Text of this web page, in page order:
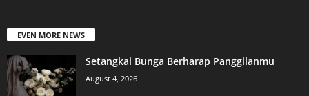
EVEN MORE NEWS
Setangkai Bunga Berharap Panggilanmu
August 4, 2026